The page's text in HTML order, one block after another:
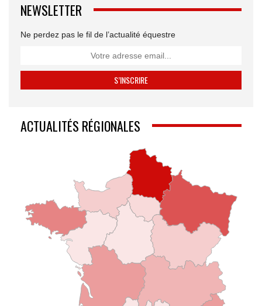
NEWSLETTER
Ne perdez pas le fil de l’actualité équestre
ACTUALITÉS RÉGIONALES